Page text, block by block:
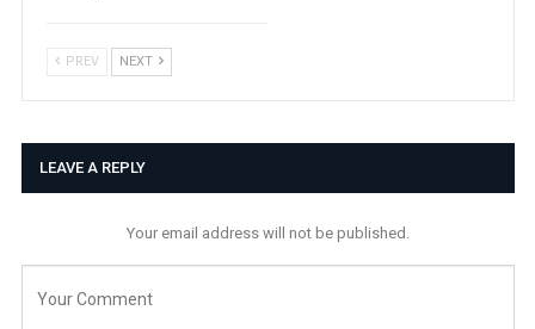
PREV NEXT
LEAVE A REPLY
Your email address will not be published.